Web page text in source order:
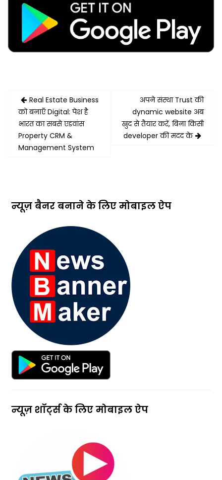
Post
navigation
Real Estate Business
को बनाएँ Digital: पेश है
भारत का सबसे एडवांस
Property CRM &
Management System
अपने संस्था Trust की
dynamic website अब
खुद से तैयार करें, बिना किसी
developer की मदद के
न्यूज़ बैनर बनाने के लिए मोबाइल ऐप
न्यूज़ शॉर्ट्स के लिए मोबाइल ऐप